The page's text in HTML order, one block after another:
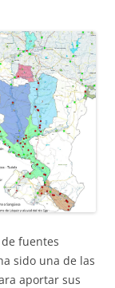
fuentes
sido una de las
aportar sus